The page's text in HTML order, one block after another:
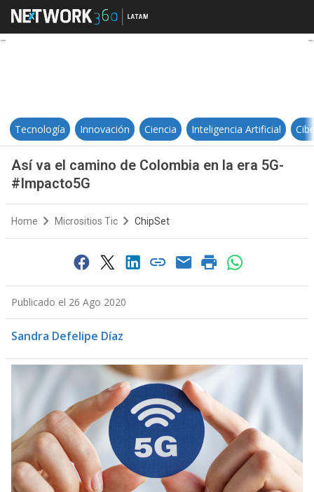
Así va el camino de Colombia en
Tecnología Innovación Ciencia Inteligencia Artificial
Así va el camino de Colombia en la era 5G-
#Impacto5G
Home Micrositios Tic ChipSet
Publicado el 26 Ago 2020
Sandra Defelipe Díaz